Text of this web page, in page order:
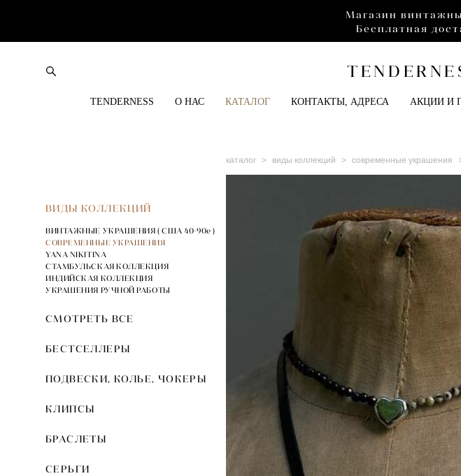
Магазин
Бесплатная
TENDERNESS О НАС КАТАЛОГ КОНТАКТЫ, АДРЕСА АКЦИИ И
ВИДЫ КОЛЛЕКЦИЙ
ВИНТАЖНЫЕ УКРАШЕНИЯ ( США 40-90е )
СОВРЕМЕННЫЕ УКРАШЕНИЯ
YANA NIKITINA
СТАМБУЛЬСКАЯ КОЛЛЕКЦИЯ
ИНДИЙСКАЯ КОЛЛЕКЦИЯ
УКРАШЕНИЯ РУЧНОЙ РАБОТЫ
СМОТРЕТЬ ВСЕ
БЕСТСЕЛЛЕРЫ
ПОДВЕСКИ, КОЛЬЕ, ЧОКЕРЫ
КЛИПСЫ
БРАСЛЕТЫ
СЕРЬГИ
каталог > виды коллекций > современные украшения